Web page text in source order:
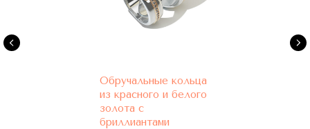
Обручальные кольца
из красного и белого
золота с
бриллиантами